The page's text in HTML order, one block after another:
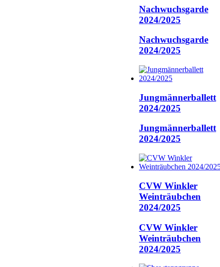
Nachwuchsgarde
2024/2025
Nachwuchsgarde
2024/2025
Jungmännerballett
2024/2025
Jungmännerballett
2024/2025
CVW Winkler
Weinträubchen
2024/2025
CVW Winkler
Weinträubchen
2024/2025